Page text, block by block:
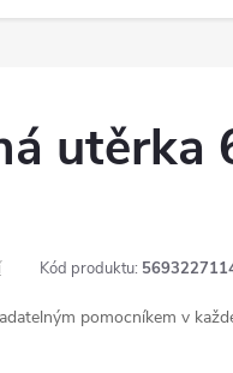
utěrka
Kód produktu:
pomocníkem v